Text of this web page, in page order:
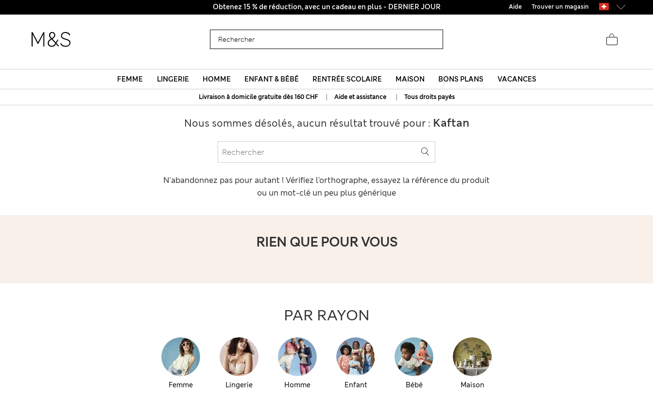
Obtenez 15 % de réduction, avec un cadeau en plus - DERNIER JOUR Aide Trouver un magasin
FEMME LINGERIE HOMME ENFANT & BÉBÉ RENTRÉE SCOLAIRE MAISON BONS PLANS VACANCES
Livraison à domicile gratuite dès 160 CHF | Aide et assistance | Tous droits payés
Nous sommes désolés, aucun résultat trouvé pour : Kaftan
N'abandonnez pas pour autant ! Vérifiez l'orthographe, essayez la référence du produit
ou un mot-clé un peu plus générique
RIEN QUE POUR VOUS
PAR RAYON
Femme Lingerie Homme Enfant Bébé Maison